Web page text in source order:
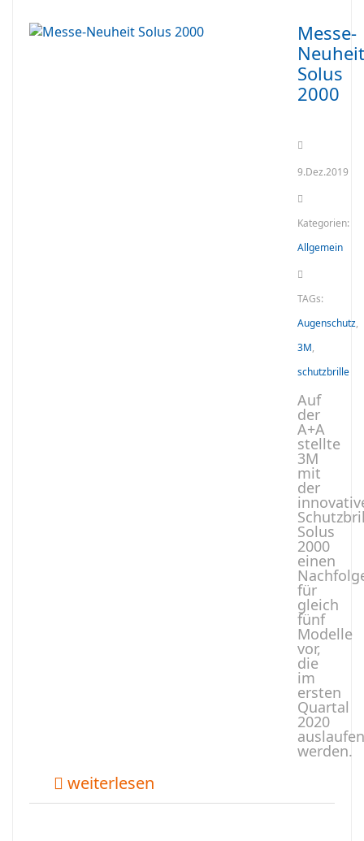
Messe-
Neuheit
Solus
2000
9.Dez.2019
Kategorien:
Allgemein
TAGs:
Augenschutz,
3M,
schutzbrille
Auf
der
A+A
stellte
3M
mit
der
Solus
2000
einen
für
gleich
fünf
Modelle
vor,
die
im
ersten
Quartal
2020
auslaufen
werden.
weiterlesen